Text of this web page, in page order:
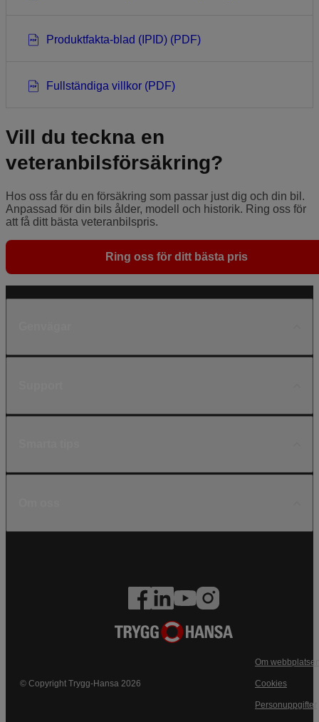
Produktfakta-blad (IPID) (PDF)
Fullständiga villkor (PDF)
Vill du teckna en
veteranbilsförsäkring?
Hos oss får du en försäkring som passar just dig och din bil.
Anpassad för din bils ålder, modell och historik. Ring oss för
att få ditt bästa veteranbilspris.
Ring oss för ditt bästa pris
© Copyright Trygg-Hansa 2026
Om
Cookies
Personuppgifter